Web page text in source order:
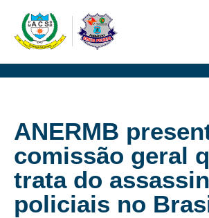
ANERMB
comissão geral
trata do
policiais no